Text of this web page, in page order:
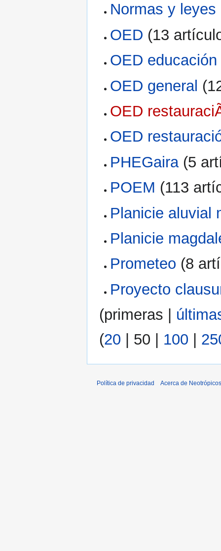
Normas y leyes
OED (13
OED
OED general
OED
OED
PHEGaira (5
POEM
(113
Planicie aluvial
Planicie
Prometeo (8
Proyecto
(primeras
(20 50 100
Política de privacidad Acerca de Neotrópicos